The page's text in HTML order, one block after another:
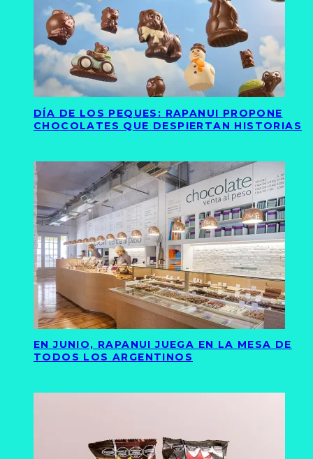
DÍA DE LOS PEQUES: RAPANUI PROPONE
CHOCOLATES QUE DESPIERTAN HISTORIAS
EN JUNIO, RAPANUI JUEGA EN LA MESA DE
TODOS LOS ARGENTINOS